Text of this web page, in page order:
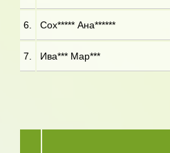
6. Сох***** Ана******
7. Ива*** Мар***